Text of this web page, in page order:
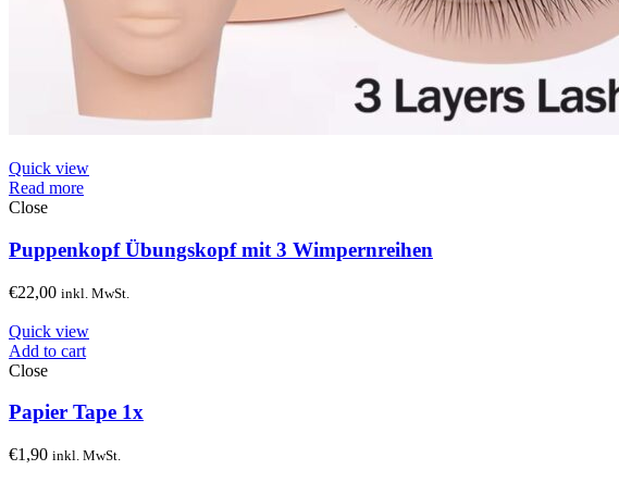
Quick view
Read more
Close
Puppenkopf Übungskopf mit 3 Wimpernreihen
€22,00 inkl. MwSt.
Quick view
Add to cart
Close
Papier Tape 1x
€1,90 inkl. MwSt.